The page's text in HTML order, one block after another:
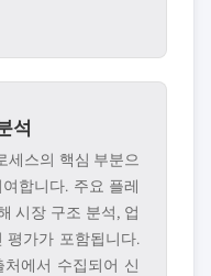
석
세스의 핵심 부분으
합니다. 주요 플레
시장 구조 분석, 업
평가가 포함됩니다.
에서 수집되어 신